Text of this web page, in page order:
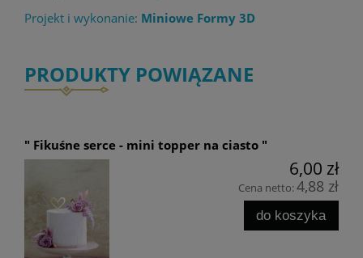
Projekt i wykonanie: Miniowe Formy 3D
PRODUKTY POWIĄZANE
" Fikuśne serce - mini topper na ciasto "
6,00 zł
Cena netto:4,88 zł
do koszyka